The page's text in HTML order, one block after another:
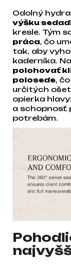
Odolný
výšku
kresle. Tým
práca, čo
tak, aby
kaderníka.
polohovať
polosede,
určitých
opierka hlavy
a schopnosť
potrebám.